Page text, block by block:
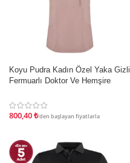
İNDIRIM
Koyu Pudra Kadın Özel Yaka Gizli
Fermuarlı Doktor Ve Hemşire
800,40₺'den başlayan fiyatlarla